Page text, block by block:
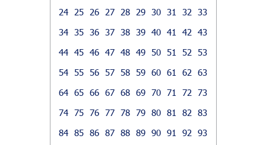
24
25 26 27 28 29 30 31 32
33
34 35 36 37 38 39 40 41 42
43
44 45 46 47 48 49 50 51 52
53
54 55 56 57 58 59 60 61 62
63
64 65 66 67 68 69 70 71 72
73
74 75 76 77 78 79 80 81 82
83
84 85 86 87 88 89 90 91 92
93